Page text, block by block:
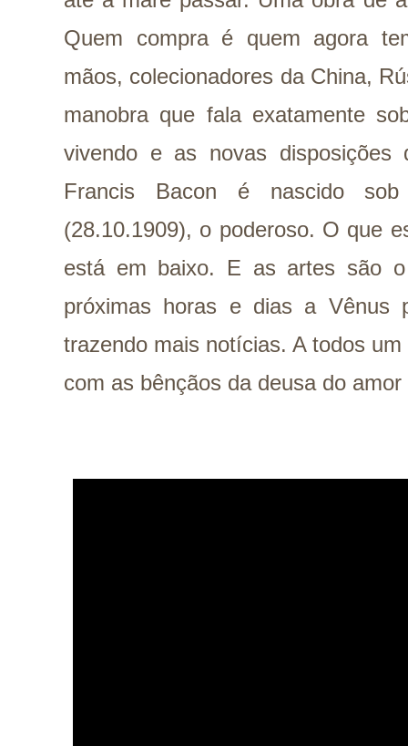
Quem compra é quem agora
mãos, colecionadores da China,
manobra que fala exatamente
vivendo e as novas disposições
Francis Bacon é nascido
(28.10.1909), o poderoso. O que
está em baixo. E as artes são
próximas horas e dias a Vênus
trazendo mais notícias. A todos
com as bênçãos da deusa do